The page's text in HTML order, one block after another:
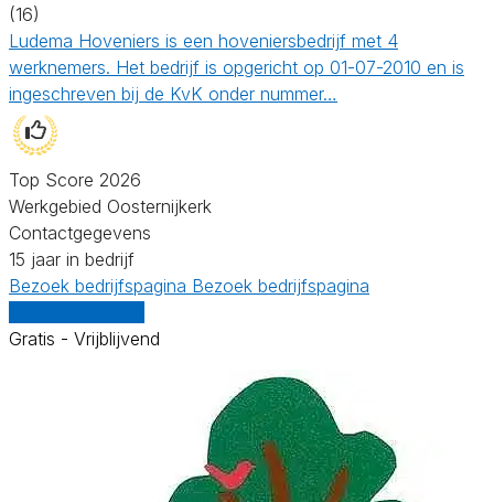
(16)
Ludema Hoveniers is een hoveniersbedrijf met 4
werknemers. Het bedrijf is opgericht op 01-07-2010 en is
ingeschreven bij de KvK onder nummer…
Top Score 2026
Werkgebied Oosternijkerk
Contactgegevens
15 jaar in bedrijf
Bezoek bedrijfspagina Bezoek bedrijfspagina
Gratis - Vrijblijvend